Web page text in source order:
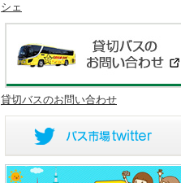
シェ
貸切バスのお問い合わせ